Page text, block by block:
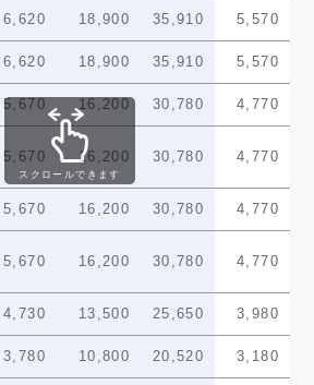
5,670 16,200
150
(80)
80
(40)
5,670 16,200
(—)
(—)
— —
150
(80)
80
(40)
5,670 16,200
150
80
5,670 16,200
150
(80)
80
(40)
6,620 18,900 35,910 5,570
6,620 18,900 35,910 5,570
5,670 16,200 30,780 4,770
5,670 16,200 30,780 4,770
5,670 16,200 30,780 4,770
5,670 16,200 30,780 4,770
4,730 13,500 25,650 3,980
3,780 10,800 20,520 3,180
スクロールできます